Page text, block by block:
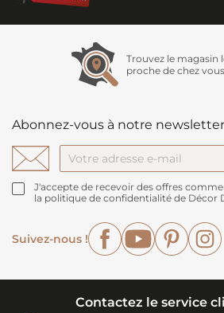
Trouvez le magasin
proche de chez vous
Abonnez-vous à notre
J'accepte de recevoir des offres
la politique de confidentialité de Décor
Suivez-nous !
FacebookYouTube
Contactez le service